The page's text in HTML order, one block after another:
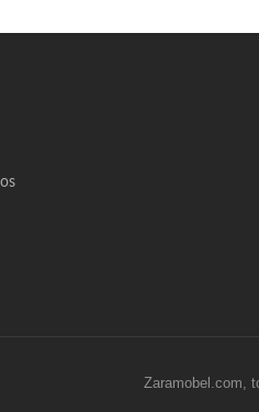
Zaramobel.com,